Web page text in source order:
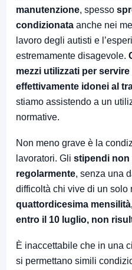
manutenzione, spesso
condizionata anche nei
lavoro degli autisti e
estremamente disagevole.
mezzi utilizzati per
effettivamente idonei al
stiamo assistendo a un
normative.
Non meno grave è la
lavoratori. Gli stipendi
regolarmente, senza una
difficoltà chi vive di un solo
quattordicesima
entro il 10 luglio, non
È inaccettabile che in una
si permettano simili